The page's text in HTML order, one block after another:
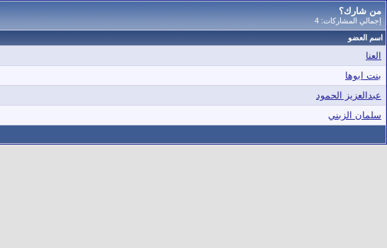
من شارك؟
إجمالي المشاركات: 4
اسم العضو
العنا
بنت ابوها
عبدالعزيز الحمود
سلمان الزبني